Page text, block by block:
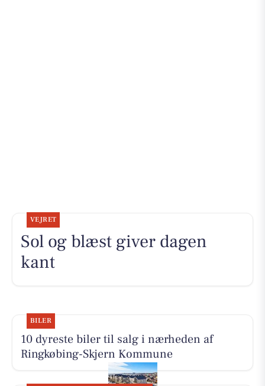
VEJRET
Sol og blæst giver dagen
kant
BILER
10 dyreste biler til salg i nærheden af
Ringkøbing-Skjern Kommune